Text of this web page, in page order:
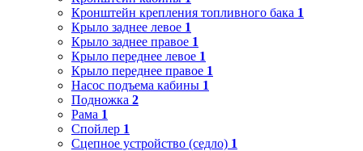
Кронштейн крепления топливного бака 1
Крыло заднее левое 1
Крыло заднее правое 1
Крыло переднее левое 1
Крыло переднее правое 1
Насос подъема кабины 1
Подножка 2
Рама 1
Спойлер 1
Сцепное устройство (седло) 1